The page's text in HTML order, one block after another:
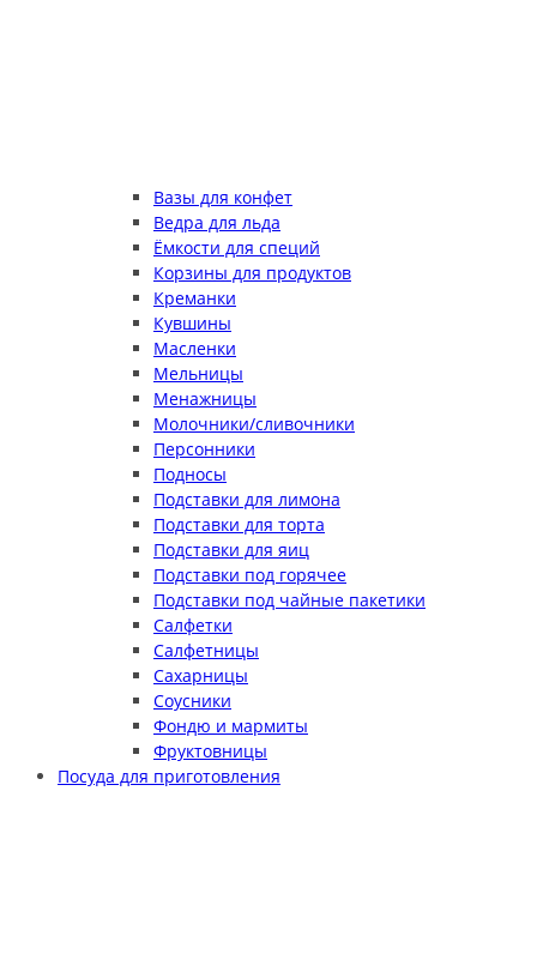
Вазы для конфет
Ведра для льда
Ёмкости для специй
Корзины для продуктов
Креманки
Кувшины
Масленки
Мельницы
Менажницы
Молочники/сливочники
Персонники
Подносы
Подставки для лимона
Подставки для торта
Подставки для яиц
Подставки под горячее
Подставки под чайные пакетики
Салфетки
Салфетницы
Сахарницы
Соусники
Фондю и мармиты
Фруктовницы
Посуда для приготовления